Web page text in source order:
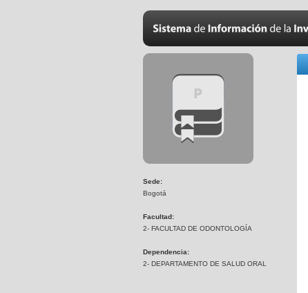
Sede:
Bogotá
Facultad:
2- FACULTAD DE ODONTOLOGÍA
Dependencia:
2- DEPARTAMENTO DE SALUD ORAL